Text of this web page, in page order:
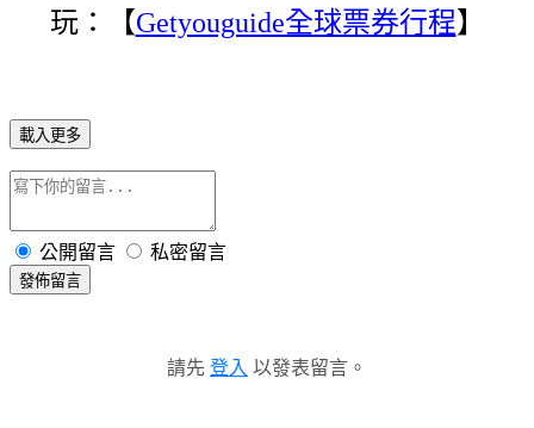
玩：【Getyouguide全球票券行程】
載入更多
公開留言 私密留言
發佈留言
請先 登入 以發表留言。